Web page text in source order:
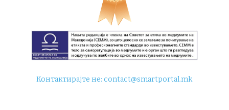
Контактирајте не:contact@smartportal.mk